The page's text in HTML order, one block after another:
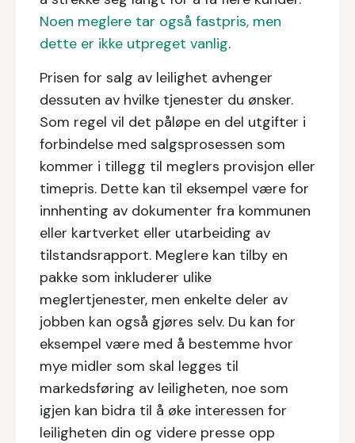
Noen meglere tar også fastpris, men
dette er ikke utpreget vanlig.
Prisen for salg av leilighet avhenger
dessuten av hvilke tjenester du ønsker.
Som regel vil det påløpe en del utgifter i
forbindelse med salgsprosessen som
kommer i tillegg til meglers provisjon eller
timepris. Dette kan til eksempel være for
innhenting av dokumenter fra kommunen
eller kartverket eller utarbeiding av
tilstandsrapport. Meglere kan tilby en
pakke som inkluderer ulike
meglertjenester, men enkelte deler av
jobben kan også gjøres selv. Du kan for
eksempel være med å bestemme hvor
mye midler som skal legges til
markedsføring av leiligheten, noe som
igjen kan bidra til å øke interessen for
leiligheten din og videre presse opp